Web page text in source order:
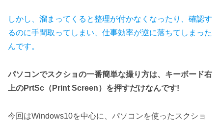
しかし、溜まってくると整理が付かなくなったり、確認す
るのに手間取ってしまい、仕事効率が逆に落ちてしまった
んです。
パソコンでスクショの一番簡単な撮り方は、キーボード右
上のPrtSc（Print Screen）を押すだけなんです!
今回はWindows10を中心に、パソコンを使ったスクショ